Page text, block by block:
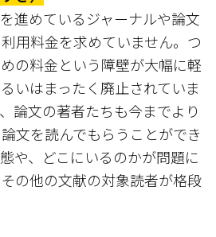
進めているジャーナルや論文
用料金を求めていません。つ
の料金という障壁が大幅に軽
いはまったく廃止されていま
論文の著者たちも今までより
文を読んでもらうことができ
や、どこにいるのかが問題に
の他の文献の対象読者が格段